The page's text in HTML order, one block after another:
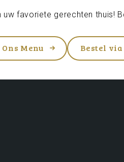
uw favoriete gerechten thuis!
Menu Bestel